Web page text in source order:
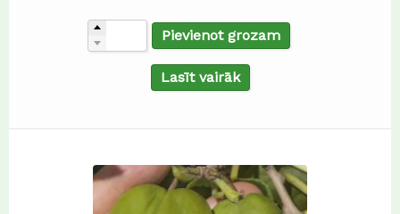
Pievienot grozam
Lasīt vairāk